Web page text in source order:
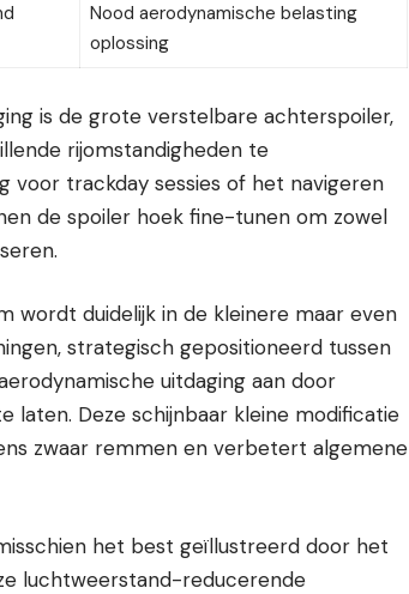
Nood aerodynamische belasting
oplossing
is de grote verstelbare achterspoiler,
rijomstandigheden te
voor trackday sessies of het navigeren
de spoiler hoek fine-tunen om zowel
wordt duidelijk in de kleinere maar even
strategisch gepositioneerd tussen
uitdaging aan door
laten. Deze schijnbaar kleine modificatie
zwaar remmen en verbetert algemene
het best geïllustreerd door het
luchtweerstand-reducerende